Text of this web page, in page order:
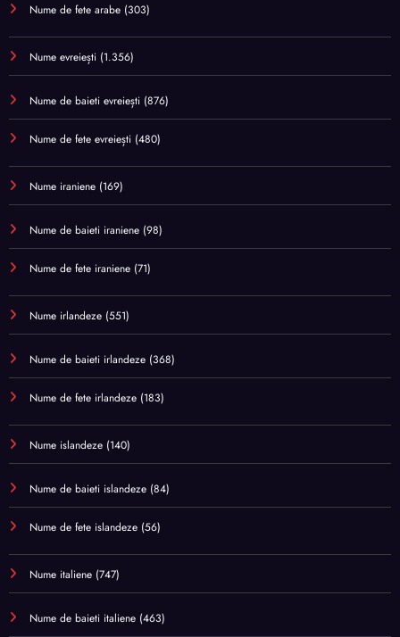
Nume de fete arabe (303)
Nume evreiești (1.356)
Nume de baieti evreiești (876)
Nume de fete evreiești (480)
Nume iraniene (169)
Nume de baieti iraniene (98)
Nume de fete iraniene (71)
Nume irlandeze (551)
Nume de baieti irlandeze (368)
Nume de fete irlandeze (183)
Nume islandeze (140)
Nume de baieti islandeze (84)
Nume de fete islandeze (56)
Nume italiene (747)
Nume de baieti italiene (463)